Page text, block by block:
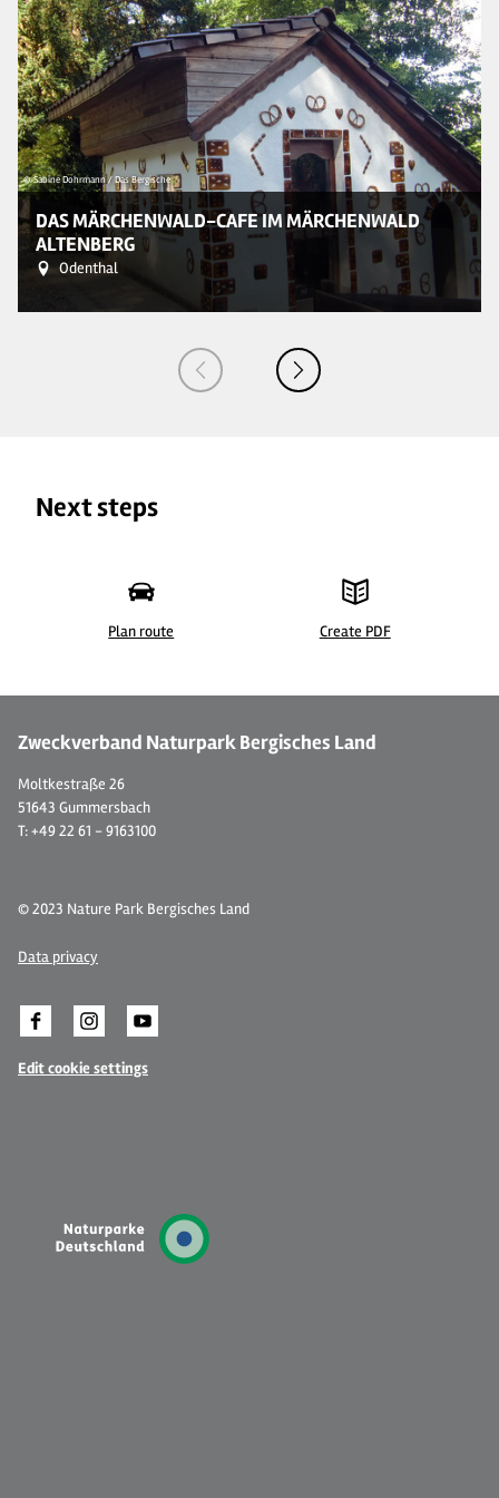
© Sabine Dohrmann / Das Bergische
DAS MÄRCHENWALD-CAFE IM MÄRCHENWALD
ALTENBERG
Odenthal
Next steps
Plan route Create PDF
Zweckverband Naturpark Bergisches Land
Moltkestraße 26
51643 Gummersbach
T: +49 22 61 - 9163100
© 2023 Nature Park Bergisches Land
Data privacy
Edit cookie settings